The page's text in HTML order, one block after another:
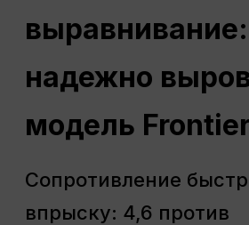
надежно
модель
Сопротивление
впрыску: 4,6 против